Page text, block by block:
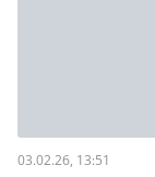
03.02.26, 13:51